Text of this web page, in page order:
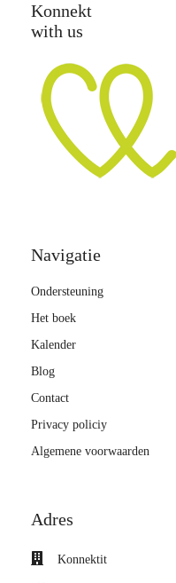
Konnekt
with us
Navigatie
Ondersteuning
Het boek
Kalender
Blog
Contact
Privacy policiy
Algemene voorwaarden
Adres
Konnektit